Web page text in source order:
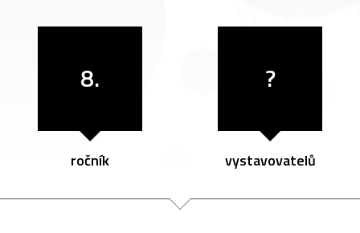
8.
ročník
?
vystavovatelů